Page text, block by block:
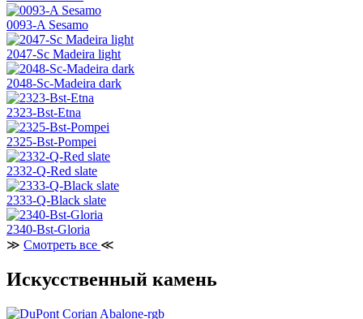
0093-A Sesamo
2047-Sc Madeira light
2048-Sc-Madeira dark
2323-Bst-Etna
2325-Bst-Pompei
2332-Q-Red slate
2333-Q-Black slate
2340-Bst-Gloria
≫ Смотреть все ≪
Искусственный камень